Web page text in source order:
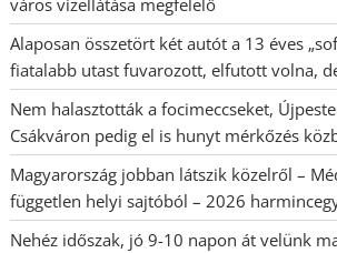
Alaposan összetört két autót a 13 éves
fiatalabb utast fuvarozott, elfutott volna,
Nem halasztották a focimeccseket,
Csákváron pedig el is hunyt mérkőzés
Magyarország jobban látszik közelről –
független helyi sajtóból – 2026
Nehéz időszak, jó 9-10 napon át velünk